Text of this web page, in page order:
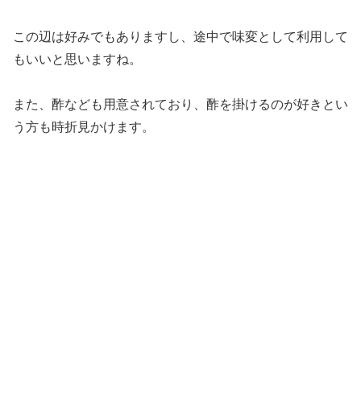
この辺は好みでもありますし、途中で味変として利用して
もいいと思いますね。
また、酢なども用意されており、酢を掛けるのが好きとい
う方も時折見かけます。